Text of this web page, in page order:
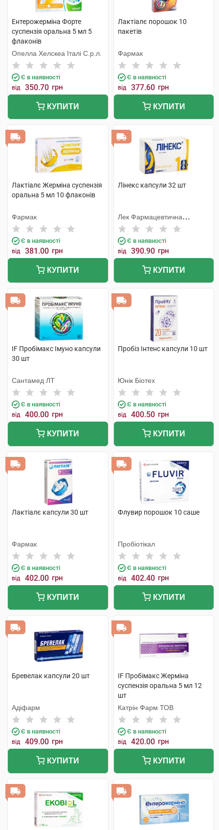
Ентерожерміна Форте
суспензія оральна 5 мл 5
флаконів
Опелла Хелскеа Італі С.р.л.
Є в наявності
від 350.70 грн
КУПИТИ
Лактіалє порошок 10
пакетів
Фармак
Є в наявності
від 377.60 грн
КУПИТИ
Лактіалє Жерміна суспензія
оральна 5 мл 10 флаконів
Фармак
Є в наявності
від 381.00 грн
КУПИТИ
Лінекс капсули 32 шт
Лек Фармацевтична
компанія
Є в наявності
від 390.90 грн
КУПИТИ
IF Пробімакс Імуно капсули
30 шт
Сантамед ЛТ
Є в наявності
від 400.00 грн
КУПИТИ
Пробіз Інтенс капсули 10 шт
Юнік Біотех
Є в наявності
від 400.50 грн
КУПИТИ
Лактіалє капсули 30 шт
Фармак
Є в наявності
від 402.00 грн
КУПИТИ
Флувир порошок 10 саше
Пробіотікал
Є в наявності
від 402.40 грн
КУПИТИ
Бревелак капсули 20 шт
Адіфарм
Є в наявності
від 409.00 грн
КУПИТИ
IF Пробімакс Жерміна
суспензія оральна 5 мл 12
шт
Катрін Фарм ТОВ
Є в наявності
від 420.00 грн
КУПИТИ